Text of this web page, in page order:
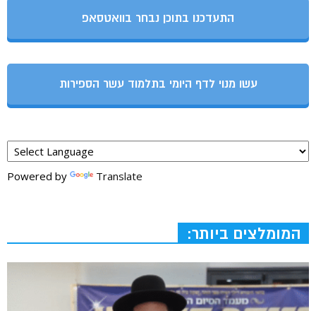
התעדכנו בתוכן נבחר בוואטסאפ
עשו מנוי לדף היומי בתלמוד עשר הספירות
Powered by Translate
המומלצים ביותר: